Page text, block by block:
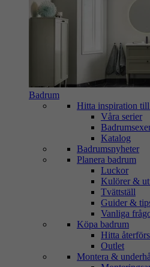
Badrum
Hitta inspiration
Våra serier
Katalog
Badrumsnyheter
Planera badrum
Luckor
Kulörer &
Tvättställ
Guider &
Vanliga
Köpa badrum
Hitta
Outlet
Montera &